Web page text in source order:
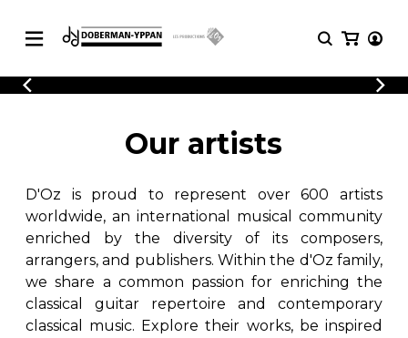
CATALOGUE
Explore our sheet music catalog, rich in
original works and quality arrangements.
SHEET MUSIC FOR GUITAR
SHEET MUSIC FOR OTHER
INSTRUMENTS
Explore our sheet music catalog, rich
in original works and quality
arrangements.
Methods
Solo Guitar
2 Guitars
3 Guitars
4 Guitars
5 Guitars and More
Guitar Ensemble
Our artists
D'Oz is proud to represent over 600 artists
worldwide, an international musical community
enriched by the diversity of its composers,
arrangers, and publishers. Within the d'Oz family,
we share a common passion for enriching the
classical guitar repertoire and contemporary
classical music. Explore their works, be inspired